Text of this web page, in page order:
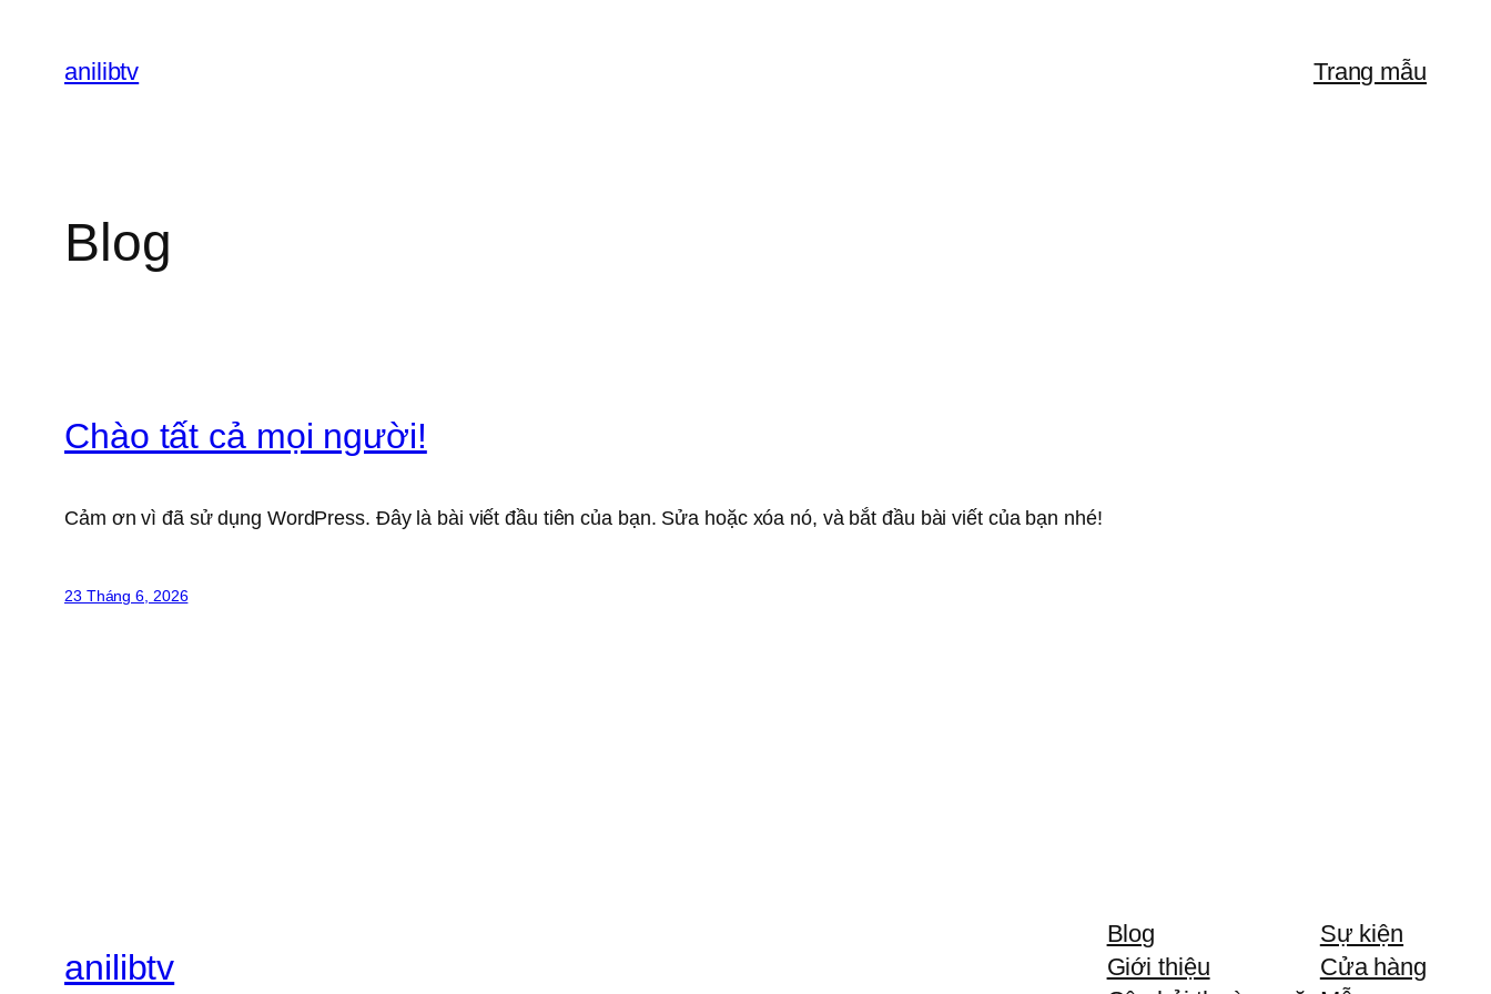
anilibtv Trang mẫu
Blog
Chào tất cả mọi người!
Cảm ơn vì đã sử dụng WordPress. Đây là bài viết đầu tiên của bạn. Sửa hoặc xóa nó, và bắt đầu bài viết của bạn nhé!
23 Tháng 6, 2026
anilibtv
Blog
Giới thiệu
Sự kiện
Cửa hàng